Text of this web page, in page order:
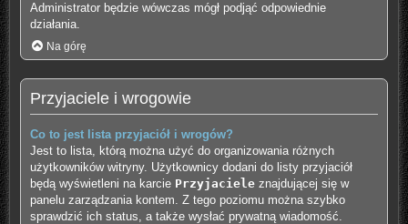
Administrator będzie wówczas mógł podjąć odpowiednie
działania.
Na górę
Przyjaciele i wrogowie
Co to jest lista przyjaciół i wrogów?
Jest to lista, którą można użyć do organizowania różnych
użytkowników witryny. Użytkownicy dodani do listy przyjaciół
będą wyświetleni na karcie Przyjacieleznajdującej się w
panelu zarządzania kontem. Z tego poziomu można szybko
sprawdzić ich status, a także wysłać prywatną wiadomość.